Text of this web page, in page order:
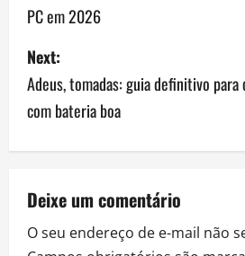
s
t
n
a
i
PC em 2026
Next:
Adeus, tomadas: guia definitivo
com bateria boa
Deixe um comentário
O seu endereço de e-mail não